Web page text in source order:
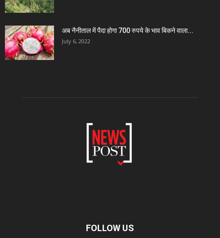
अब नैनीताल में पैदा होगा 700 रुपये के भाव बिकने वाला...
July 6, 2022
FOLLOW US